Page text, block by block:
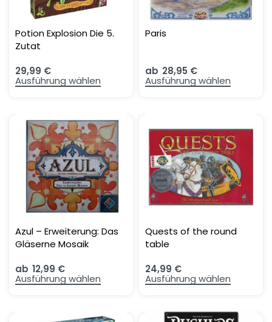
Potion Explosion Die 5.
Zutat
29,99 €
Ausführung wählen
Paris
ab 28,95 €
Ausführung wählen
Azul – Erweiterung: Das
Gläserne Mosaik
ab 12,99 €
Ausführung wählen
Quests of the round
table
24,99 €
Ausführung wählen